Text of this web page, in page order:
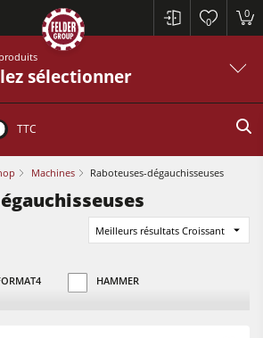
0
0
sélectionner
TTC
Machines Raboteuses-dégauchisseuses
Meilleurs résultats Croissant
HAMMER